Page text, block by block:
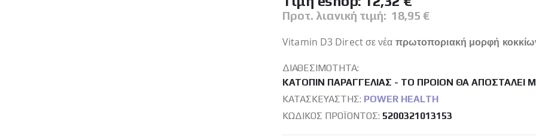
Προτ. λιανική τιμή: 18,95 €
Vitamin D3 Direct σε νέα πρωτοποριακή μορφή
ΔΙΑΘΕΣΙΜΌΤΗΤΑ:
ΚΑΤΌΠΙΝ ΠΑΡΑΓΓΕΛΊΑΣ - ΤΟ ΠΡΟΙΌΝ ΘΑ ΑΠΟΣΤΑΛΕΊ
ΚΑΤΑΣΚΕΥΑΣΤΉΣ: POWER HEALTH
ΚΩΔΙΚΌΣ ΠΡΟΪΌΝΤΟΣ 5200321013153